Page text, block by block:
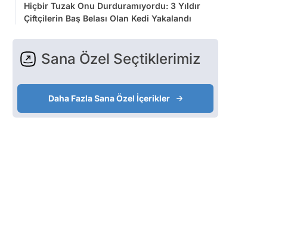
Hiçbir Tuzak Onu Durduramıyordu: 3 Yıldır
Çiftçilerin Baş Belası Olan Kedi Yakalandı
Sana Özel Seçtiklerimiz
Daha Fazla Sana Özel İçerikler